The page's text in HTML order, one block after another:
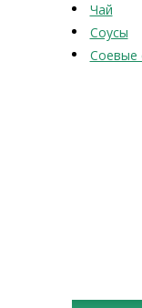
Чай
Соусы
Соевые